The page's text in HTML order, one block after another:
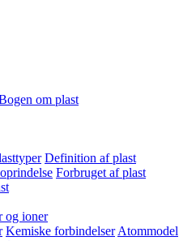
om plast
Definition af plast
Forbruget af plast
og ioner
Kemiske forbindelser Atommodel